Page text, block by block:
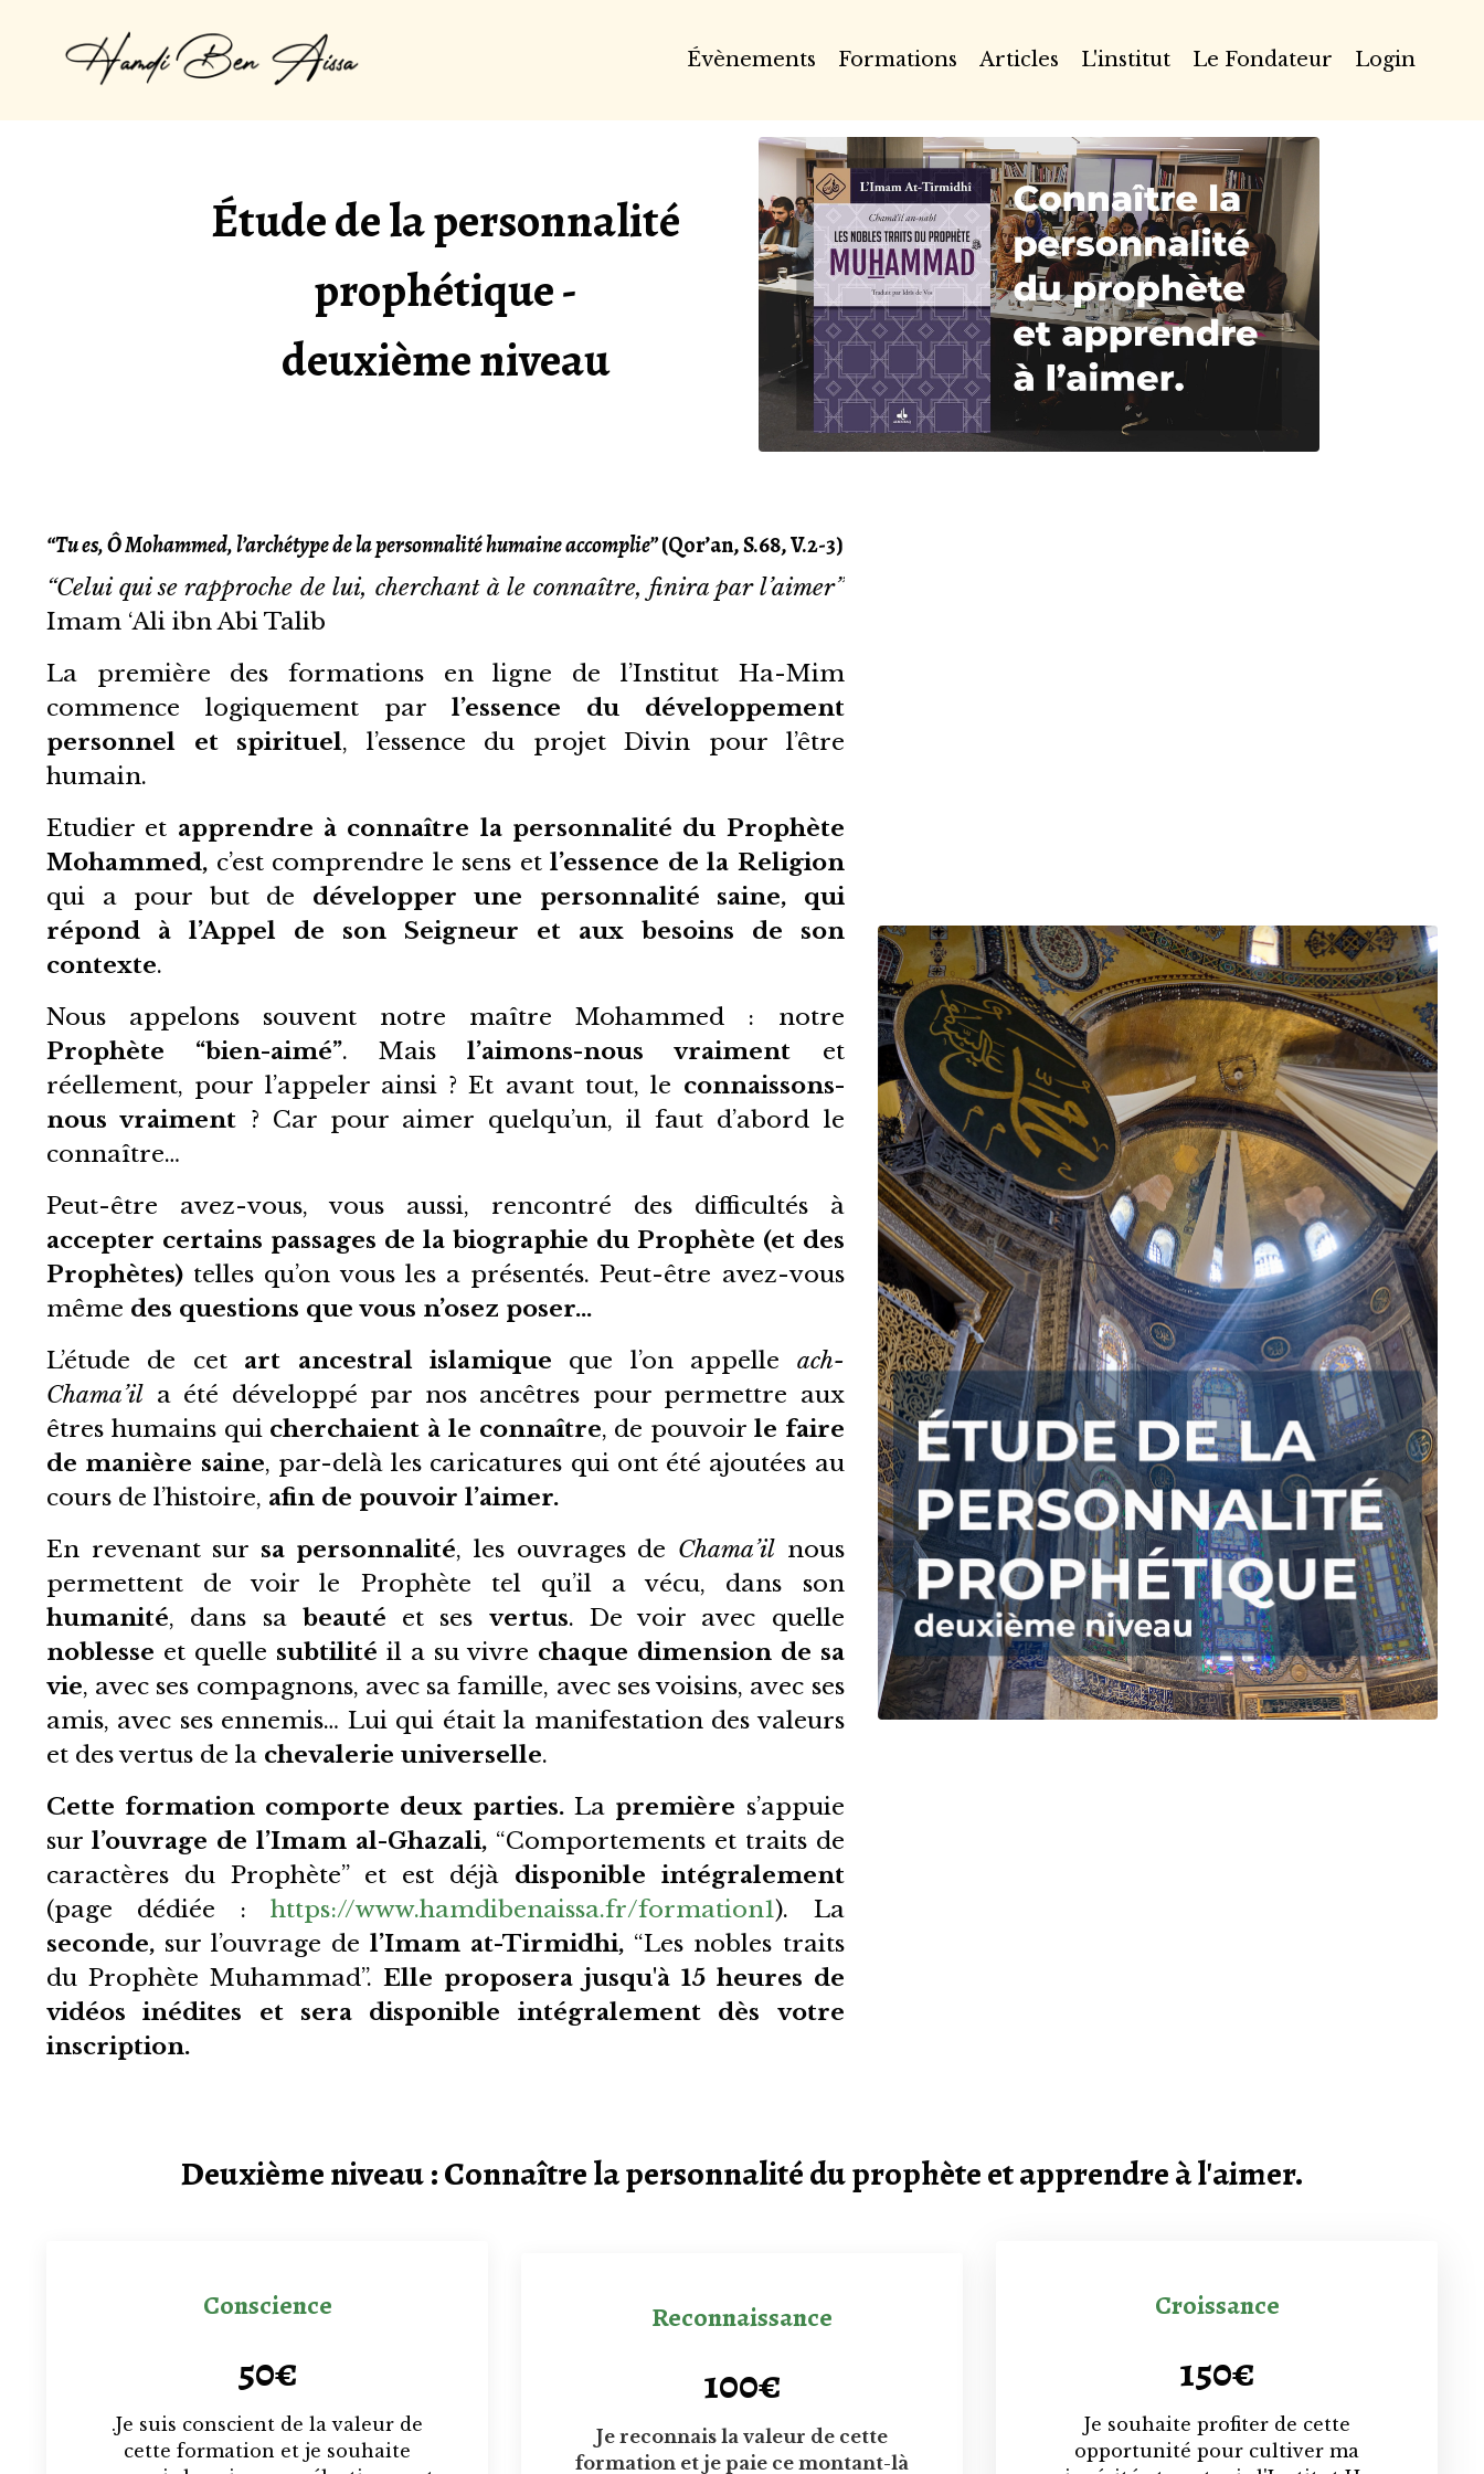
Évènements Formations Articles L'institut Le Fondateur Login
Étude de la personnalité
prophétique -
deuxième niveau
“Tu es, Ô Mohammed, l’archétype de la personnalité humaine accomplie”(Qor’an, S.68, V.2-3)
“Celui qui se rapproche de lui, cherchant à le connaître, finira par l’aimer”
Imam ‘Ali ibn Abi Talib
La première des formations en ligne de l’Institut Ha-Mim
commence logiquement par l’essence du développement
personnel et spirituel, l’essence du projet Divin pour l’être
humain.
Etudier et apprendre à connaître la personnalité du Prophète
Mohammed, c’est comprendre le sens et l’essence de la Religion
qui a pour but de développer une personnalité saine, qui
répond à l’Appel de son Seigneur et aux besoins de son
contexte.
Nous appelons souvent notre maître Mohammed : notre
Prophète “bien-aimé”. Maisl’aimons-nous vraiment et
réellement, pour l’appeler ainsi ? Et avant tout, le connaissons-
nous vraiment ? Car pour aimer quelqu’un, il faut d’abord le
connaître…
Peut-être avez-vous, vous aussi, rencontré des difficultés à
accepter certains passages de la biographie du Prophète (et des
Prophètes) telles qu’on vous les a présentés. Peut-être avez-vous
même des questions que vous n’osez poser…
L’étude de cet art ancestral islamique que l’on appelle ach-
Chama’il a été développé par nos ancêtres pour permettre aux
êtres humains qui cherchaient à le connaître, de pouvoir le faire
de manière saine, par-delà les caricatures qui ont été ajoutées au
cours de l’histoire, afin de pouvoir l’aimer.
En revenant sur sa personnalité, les ouvrages de Chama’ilnous
permettent de voir le Prophète tel qu’il a vécu, dans son
humanité, dans sa beauté et ses vertus. De voir avec quelle
noblesse et quelle subtilité il a su vivre chaque dimension de sa
vie, avec ses compagnons, avec sa famille, avec ses voisins, avec ses
amis, avec ses ennemis… Lui qui était la manifestation des valeurs
et des vertus de la chevalerie universelle.
Cette formation comporte deux parties. La première s’appuie
sur l’ouvrage de l’Imam al-Ghazali,“Comportements et traits de
caractères du Prophète” et est déjà disponible intégralement
(page dédiée :https://www.hamdibenaissa.fr/formation1). La
seconde, sur l’ouvrage del’Imam at-Tirmidhi, “Les nobles traits
du Prophète Muhammad”. Elle proposera jusqu'à 15 heures de
vidéos inédites et sera disponible intégralement dès votre
inscription.
Deuxième niveau : Connaître la personnalité du prophète et apprendre à l'aimer.
Conscience
50€
.Je suis conscient de la valeur de
cette formation et je souhaite
Reconnaissance
100€
Je reconnais la valeur de cette
formation et je paie ce montant-là
Croissance
150€
Je souhaite profiter de cette
opportunité pour cultiver ma